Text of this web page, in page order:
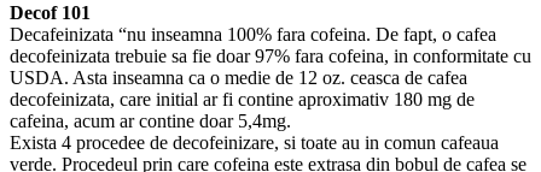
Decof 101
Decafeinizata “nu inseamna 100% fara cofeina. De fapt, o cafea
decofeinizata trebuie sa fie doar 97% fara cofeina, in conformitate cu
USDA. Asta inseamna ca o medie de 12 oz. ceasca de cafea
decofeinizata, care initial ar fi contine aproximativ 180 mg de
cafeina, acum ar contine doar 5,4mg.
Exista 4 procedee de decofeinizare, si toate au in comun cafeaua
verde. Procedeul prin care cofeina este extrasa din bobul de cafea se